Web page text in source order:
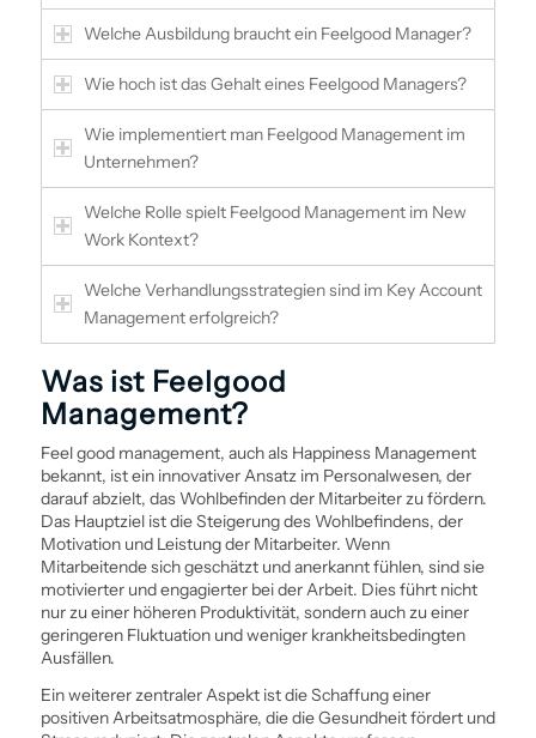
Welche Aus­bildung braucht ein Feelgood Manager?
Wie hoch ist das Gehalt eines Feelgood Managers?
Wie implementiert man Feelgood Management im
Unternehmen?
Welche Rolle spielt Feelgood Management im New
Work Kontext?
Welche Verhandlungs­strategien sind im Key Account
Management erfolgreich?
Was ist Feelgood
Management?
Feel good ­management, auch als Happiness Management
bekannt, ist ein innovativer Ansatz im Personalwesen, der
darauf abzielt, das Wohlbefinden der Mitarbeiter zu fördern.
Das Hauptziel ist die Steigerung des Wohlbefindens, der
Motivation und Leistung der Mitarbeiter. Wenn
Mitarbeitende sich geschätzt und anerkannt fühlen, sind sie
motivierter und engagierter bei der Arbeit. Dies führt nicht
nur zu einer höheren Produktivität, sondern auch zu einer
geringeren Fluktuation und weniger krankheitsbedingten
Ausfällen.
Ein weiterer zentraler Aspekt ist die Schaffung einer
positiven Arbeitsatmosphäre, die die Gesundheit fördert und